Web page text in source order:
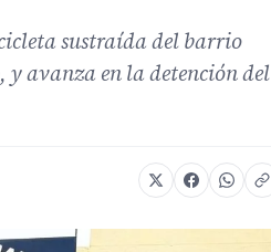
sustraída del barrio
avanza en la detención del